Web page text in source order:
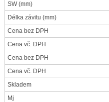
SW(mm)
Délka závitu (mm)
Cena bez DPH
Cena vč. DPH
Cena bez DPH
Cena vč. DPH
Skladem
Mj